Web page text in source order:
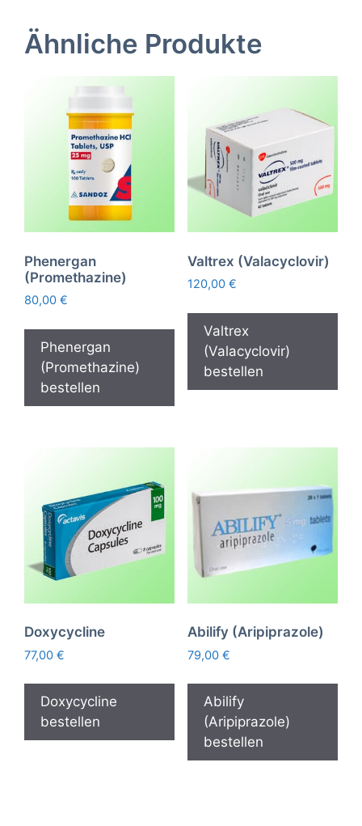
Ähnliche Produkte
Phenergan
(Promethazine)
80,00 €
Phenergan
(Promethazine)
bestellen
Valtrex (Valacyclovir)
120,00 €
Valtrex
(Valacyclovir)
bestellen
Doxycycline
77,00 €
Doxycycline
bestellen
Abilify (Aripiprazole)
79,00 €
Abilify
(Aripiprazole)
bestellen